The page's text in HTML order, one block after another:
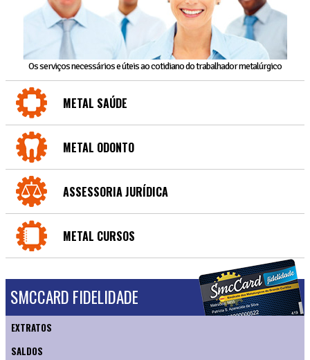
Os serviços necessários e úteis ao cotidiano do trabalhador metalúrgico
METAL SAÚDE
METAL ODONTO
ASSESSORIA JURÍDICA
METAL CURSOS
SMCCARD FIDELIDADE
EXTRATOS
SALDOS